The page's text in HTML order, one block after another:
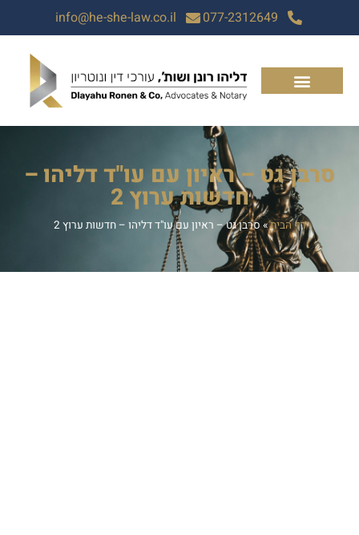
077-2312649
info@he-she-law.co.il
סרבן גט – ראיון עם עו"ד דליהו –
חדשות ערוץ 2
דף הבית»סרבן גט – ראיון עם עו"ד דליהו – חדשות ערוץ 2